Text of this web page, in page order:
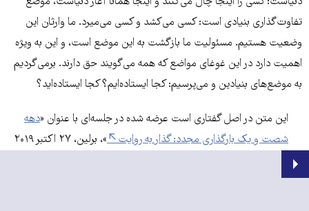
تفاوت‌گذاری بنیادی است: کسی می‌کشد و کسی می‌میرد. ما وارثان این
وضعیت هستیم. مسئولیت ما بازگشت به این موضع است، و این به ویژه
اهمیت دارد در این غوغای مواضع که همه می‌گویند حق دارند. برمی‌گردیم
به موضع‌های بنیادین و می‌پرسیم: کجا ایستاده‌ایم؟ کجا ایستاده‌اید؟
این متن در اصل گفتاری است عرضه شده در جلسه‌ای با عنوان «دهه
شصت و یک بارگذاری مجدد: گذار به روایت
»، برلین، ۲۷ اکتبر ۲۰۱۹